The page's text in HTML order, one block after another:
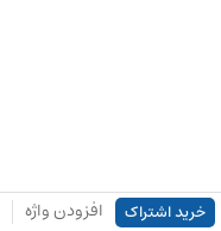
خرید اشتراک افزودن واژه